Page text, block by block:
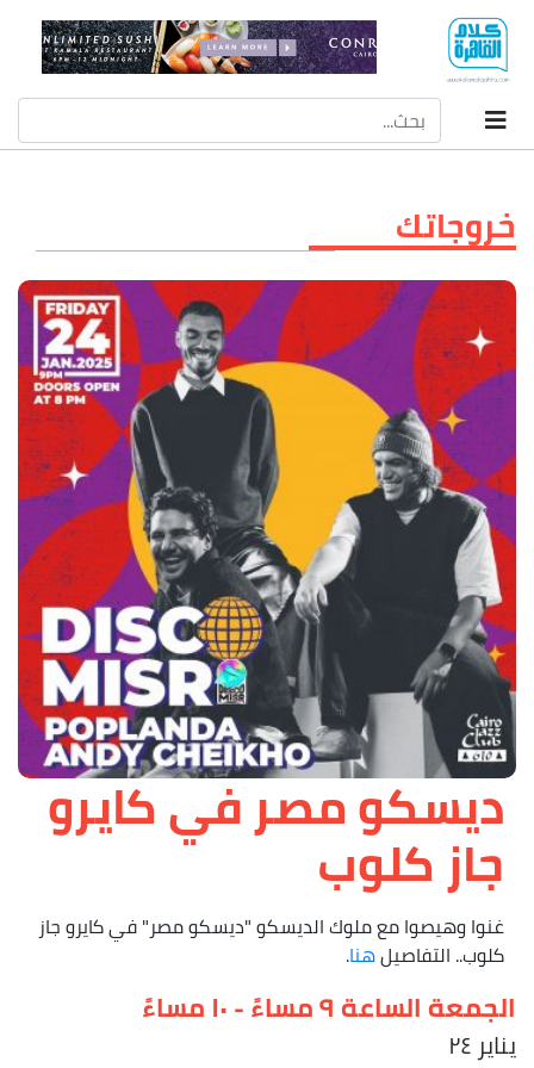
‫خروجاتك‬
ديسكو مصر في كايرو
جاز كلوب
غنوا وهيصوا مع ملوك الديسكو "ديسكو مصر" في كايرو جاز
كلوب.. التفاصيلهنا.
الجمعة الساعة ۹ مساءً - ۱۰ مساءً
يناير ۲٤